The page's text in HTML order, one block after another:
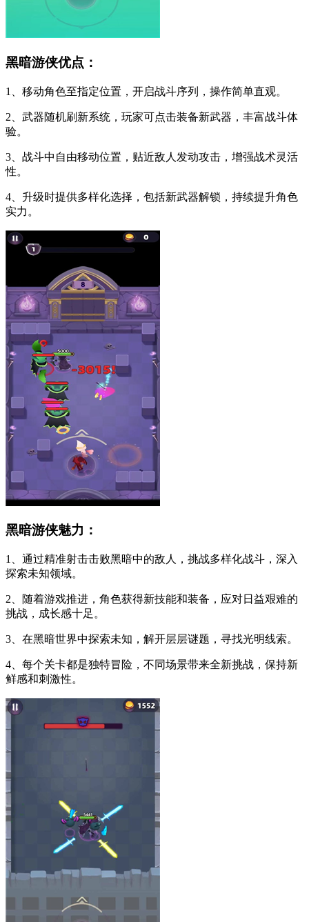
黑暗游侠优点：
1、移动角色至指定位置，开启战斗序列，操作简单直观。
2、武器随机刷新系统，玩家可点击装备新武器，丰富战斗体
验。
3、战斗中自由移动位置，贴近敌人发动攻击，增强战术灵活
性。
4、升级时提供多样化选择，包括新武器解锁，持续提升角色
实力。
黑暗游侠魅力：
1、通过精准射击击败黑暗中的敌人，挑战多样化战斗，深入
探索未知领域。
2、随着游戏推进，角色获得新技能和装备，应对日益艰难的
挑战，成长感十足。
3、在黑暗世界中探索未知，解开层层谜题，寻找光明线索。
4、每个关卡都是独特冒险，不同场景带来全新挑战，保持新
鲜感和刺激性。